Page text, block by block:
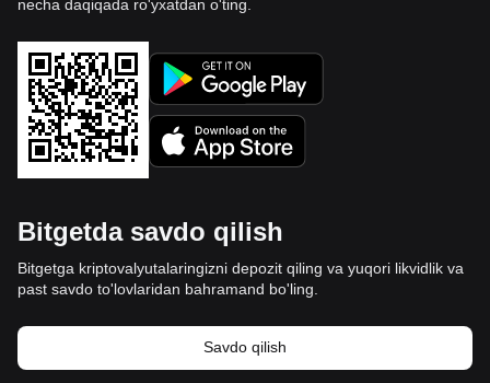
necha daqiqada ro'yxatdan o'ting.
Bitgetda savdo qilish
Bitgetga kriptovalyutalaringizni depozit qiling va yuqori likvidlik va
past savdo to'lovlaridan bahramand bo'ling.
Savdo qilish